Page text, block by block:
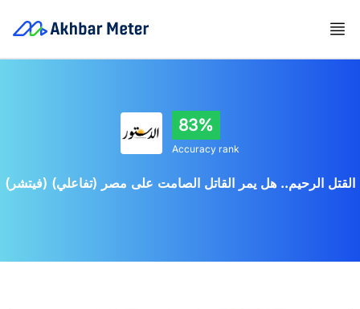
83%
Accuracy rank
القتل الرحيم.. هل يمر القاتل الصامت على مصر (تفاعلي) (فيتشر)